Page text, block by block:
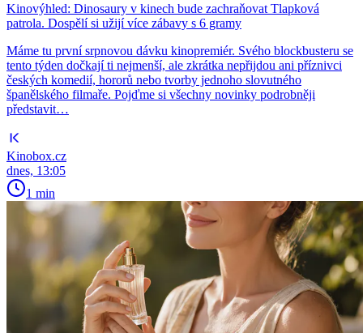
Kinovýhled: Dinosaury v kinech bude zachraňovat Tlapková
patrola. Dospělí si užijí více zábavy s 6 gramy
Máme tu první srpnovou dávku kinopremiér. Svého blockbusteru se
tento týden dočkají ti nejmenší, ale zkrátka nepřijdou ani příznivci
českých komedií, hororů nebo tvorby jednoho slovutného
španělského filmaře. Pojďme si všechny novinky podrobněji
představit…
Kinobox.cz
dnes, 13:05
1 min